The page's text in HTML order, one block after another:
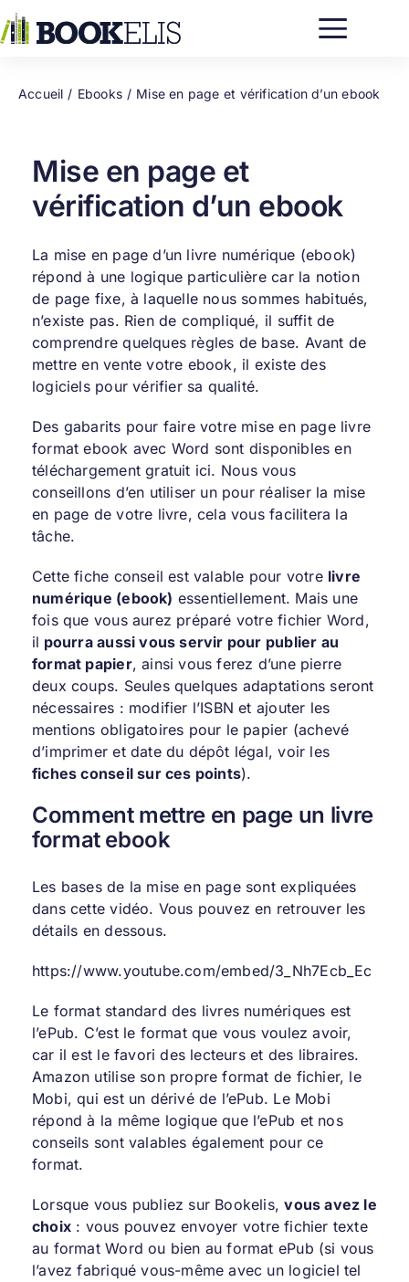
au
contenu
Accueil Ebooks Mise en page et vérification d’un ebook
Mise en page et
vérification d’un ebook
La mise en page d’un livre numérique (ebook)
répond à une logique particulière car la notion
de page fixe, à laquelle nous sommes habitués,
n’existe pas. Rien de compliqué, il suffit de
comprendre quelques règles de base. Avant de
mettre en vente votre ebook, il existe des
logiciels pour vérifier sa qualité.
Des gabarits pour faire votre mise en page livre
format ebook avec Word sont disponibles en
téléchargement gratuit ici. Nous vous
conseillons d’en utiliser un pour réaliser la mise
en page de votre livre, cela vous facilitera la
tâche.
Cette fiche conseil est valable pour votre livre
numérique (ebook) essentiellement. Mais une
fois que vous aurez préparé votre fichier Word,
il pourra aussi vous servir pour publier au
format papier, ainsi vous ferez d’une pierre
deux coups. Seules quelques adaptations seront
nécessaires : modifier l’ISBN et ajouter les
mentions obligatoires pour le papier (achevé
d’imprimer et date du dépôt légal, voir les
fiches conseil sur ces points).
Comment mettre en page un livre
format ebook
Les bases de la mise en page sont expliquées
dans cette vidéo. Vous pouvez en retrouver les
détails en dessous.
https://www.youtube.com/embed/3_Nh7Ecb_Ec
Le format standard des livres numériques est
l’ePub. C’est le format que vous voulez avoir,
car il est le favori des lecteurs et des libraires.
Amazon utilise son propre format de fichier, le
Mobi, qui est un dérivé de l’ePub. Le Mobi
répond à la même logique que l’ePub et nos
conseils sont valables également pour ce
format.
Lorsque vous publiez sur Bookelis,vous avez le
choix : vous pouvez envoyer votre fichier texte
au format Word ou bien au format ePub (si vous
l’avez fabriqué vous-même avec un logiciel tel